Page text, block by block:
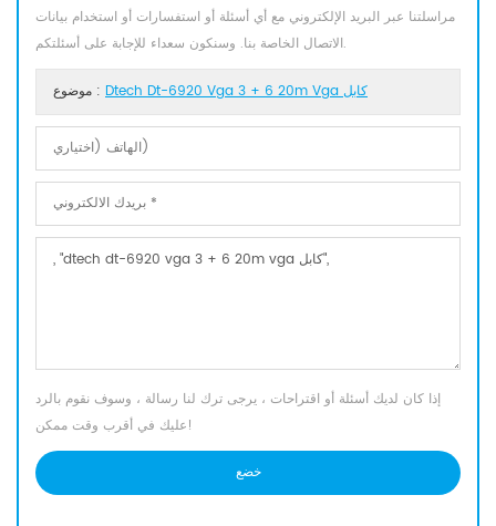
مراسلتنا عبر البريد الإلكتروني مع أي أسئلة أو استفسارات أو استخدام بيانات
الاتصال الخاصة بنا. وسنكون سعداء للإجابة على أسئلتكم.
موضوع : Dtech Dt-6920 Vga 3 + 6 20m Vga كابل
إذا كان لديك أسئلة أو اقتراحات ، يرجى ترك لنا رسالة ، وسوف نقوم بالرد
عليك في أقرب وقت ممكن!